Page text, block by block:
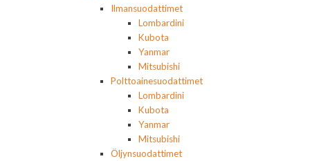
Ilmansuodattimet
Lombardini
Kubota
Yanmar
Mitsubishi
Polttoainesuodattimet
Lombardini
Kubota
Yanmar
Mitsubishi
Öljynsuodattimet